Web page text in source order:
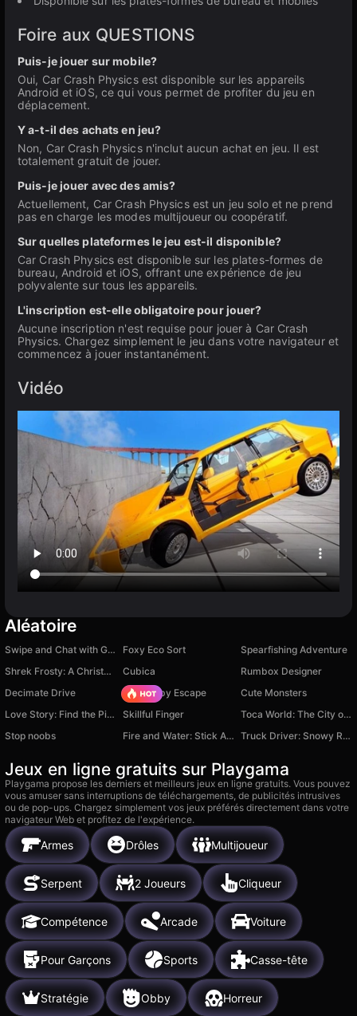
Foire aux QUESTIONS
Puis-je jouer sur mobile?
Oui, Car Crash Physics est disponible sur les appareils
Android et iOS, ce qui vous permet de profiter du jeu en
déplacement.
Y a-t-il des achats en jeu?
Non, Car Crash Physics n'inclut aucun achat en jeu. Il est
totalement gratuit de jouer.
Puis-je jouer avec des amis?
Actuellement, Car Crash Physics est un jeu solo et ne prend
pas en charge les modes multijoueur ou coopératif.
Sur quelles plateformes le jeu est-il disponible?
Car Crash Physics est disponible sur les plates-formes de
bureau, Android et iOS, offrant une expérience de jeu
polyvalente sur tous les appareils.
L'inscription est-elle obligatoire pour jouer?
Aucune inscription n'est requise pour jouer à Car Crash
Physics. Chargez simplement le jeu dans votre navigateur et
commencez à jouer instantanément.
Vidéo
Aléatoire
Swipe and Chat with Girls Foxy Eco Sort
Spearfishing Adventure
Shrek Frosty: A Christmas Adventure
Cubica
Rumbox Designer
Decimate Drive
Your Obby Escape
Cute Monsters
Love Story: Find the Piece
Skillful Finger
Toca World: The City of Creativity
Stop noobs
Fire and Water: Stick Adventures Truck Driver: Snowy Roads
Jeux en ligne gratuits sur Playgama
Playgama propose les derniers et meilleurs jeux en ligne gratuits. Vous pouvez
vous amuser sans interruptions de téléchargements, de publicités intrusives
ou de pop-ups. Chargez simplement vos jeux préférés directement dans votre
navigateur Web et profitez de l'expérience.
Armes Drôles Multijoueur
Serpent 2 Joueurs Cliqueur
Compétence Arcade Voiture
Pour Garçons Sports Casse-tête
Stratégie Obby Horreur